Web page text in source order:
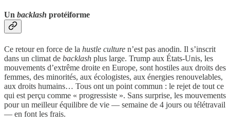
Un backlash protéiforme
Ce retour en force de la hustle culture n’est pas anodin. Il s’inscrit
dans un climat de backlash plus large. Trump aux États-Unis, les
mouvements d’extrême droite en Europe, sont hostiles aux droits des
femmes, des minorités, aux écologistes, aux énergies renouvelables,
aux droits humains… Tous ont un point commun : le rejet de tout ce
qui est perçu comme « progressiste ». Sans surprise, les mouvements
pour un meilleur équilibre de vie — semaine de 4 jours ou télétravail
— en font les frais.